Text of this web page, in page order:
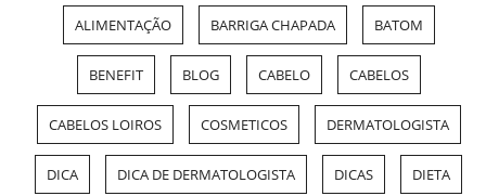
ALIMENTAÇÃO BARRIGA CHAPADA BATOM
BENEFIT BLOG CABELO CABELOS
CABELOS LOIROS COSMETICOS DERMATOLOGISTA
DICA DICA DE DERMATOLOGISTA DICAS DIETA